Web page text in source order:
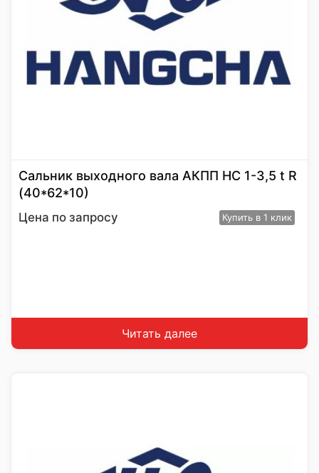
Сальник выходного вала АКПП HC 1-3,5 t R
(40*62*10)
Цена по запросу Купить в 1 клик
Читать далее